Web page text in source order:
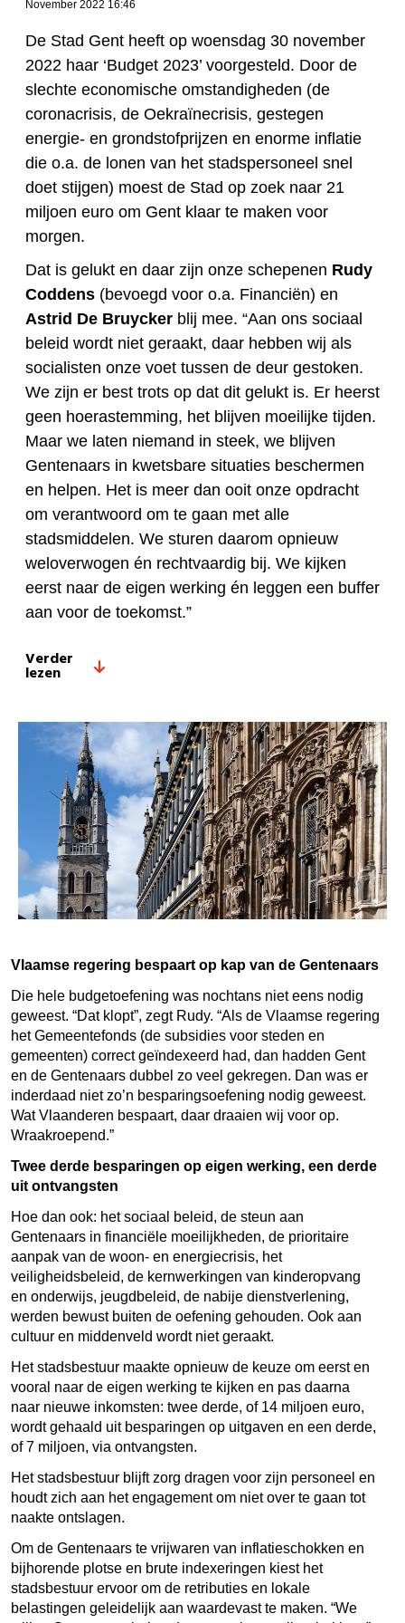
November 2022 16:46
De Stad Gent heeft op woensdag 30 november
2022 haar ‘Budget 2023’ voorgesteld. Door de
slechte economische omstandigheden (de
coronacrisis, de Oekraïnecrisis, gestegen
energie- en grondstofprijzen en enorme inflatie
die o.a. de lonen van het stadspersoneel snel
doet stijgen) moest de Stad op zoek naar 21
miljoen euro om Gent klaar te maken voor
morgen.
Dat is gelukt en daar zijn onze schepenen Rudy
Coddens (bevoegd voor o.a. Financiën) en
Astrid De Bruycker blij mee. “Aan ons sociaal
beleid wordt niet geraakt, daar hebben wij als
socialisten onze voet tussen de deur gestoken.
We zijn er best trots op dat dit gelukt is. Er heerst
geen hoerastemming, het blijven moeilijke tijden.
Maar we laten niemand in steek, we blijven
Gentenaars in kwetsbare situaties beschermen
en helpen. Het is meer dan ooit onze opdracht
om verantwoord om te gaan met alle
stadsmiddelen. We sturen daarom opnieuw
weloverwogen én rechtvaardig bij. We kijken
eerst naar de eigen werking én leggen een buffer
aan voor de toekomst.”
Verder
lezen
Vlaamse regering bespaart op kap van de Gentenaars
Die hele budgetoefening was nochtans niet eens nodig
geweest. “Dat klopt”, zegt Rudy. “Als de Vlaamse regering
het Gemeentefonds (de subsidies voor steden en
gemeenten) correct geïndexeerd had, dan hadden Gent
en de Gentenaars dubbel zo veel gekregen. Dan was er
inderdaad niet zo’n besparingsoefening nodig geweest.
Wat Vlaanderen bespaart, daar draaien wij voor op.
Wraakroepend.”
Twee derde besparingen op eigen werking, een derde
uit ontvangsten
Hoe dan ook: het sociaal beleid, de steun aan
Gentenaars in financiële moeilijkheden, de prioritaire
aanpak van de woon- en energiecrisis, het
veiligheidsbeleid, de kernwerkingen van kinderopvang
en onderwijs, jeugdbeleid, de nabije dienstverlening,
werden bewust buiten de oefening gehouden. Ook aan
cultuur en middenveld wordt niet geraakt.
Het stadsbestuur maakte opnieuw de keuze om eerst en
vooral naar de eigen werking te kijken en pas daarna
naar nieuwe inkomsten: twee derde, of 14 miljoen euro,
wordt gehaald uit besparingen op uitgaven en een derde,
of 7 miljoen, via ontvangsten.
Het stadsbestuur blijft zorg dragen voor zijn personeel en
houdt zich aan het engagement om niet over te gaan tot
naakte ontslagen.
Om de Gentenaars te vrijwaren van inflatieschokken en
bijhorende plotse en brute indexeringen kiest het
stadsbestuur ervoor om de retributies en lokale
belastingen geleidelijk aan waardevast te maken. “We